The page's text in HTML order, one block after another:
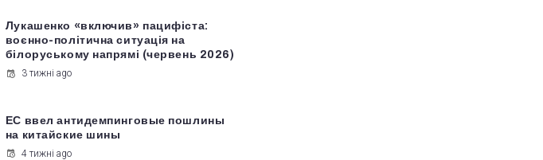
Лукашенко «включив» пацифіста:
воєнно-політична ситуація на
білоруському напрямі (червень 2026)
3 тижні ago
ЕС ввел антидемпинговые пошлины
на китайские шины
4 тижні ago